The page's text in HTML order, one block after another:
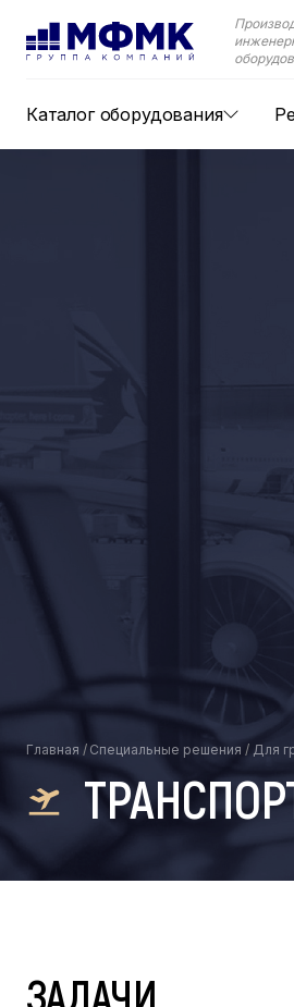
Каталог оборудования
Главная / Специальные решения / Для
ЗАДАЧИ